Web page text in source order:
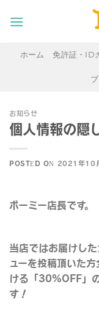
ホーム 免許証・ID
お知らせ
個人情報の隠
POSTED ON 2021年10
ポーミー店長です。
当店ではお届けし
ューを投稿頂いた
ける「30%OFF」
す！